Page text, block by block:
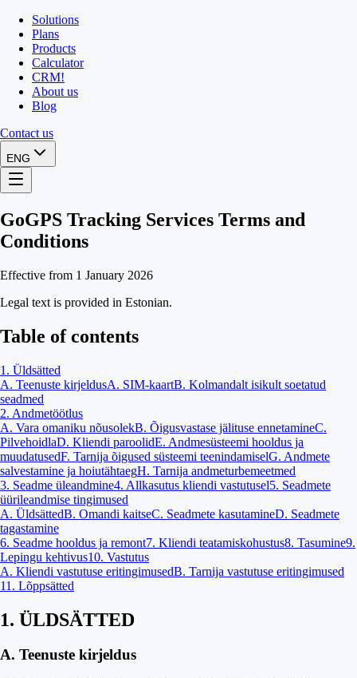
Solutions
Plans
Products
Calculator
CRM!
About us
Blog
Contact us
ENG
GoGPS Tracking Services Terms and
Conditions
Effective from 1 January 2026
Legal text is provided in Estonian.
Table of contents
1. Üldsätted
A. Teenuste kirjeldusA. SIM-kaartB. Kolmandalt isikult soetatud
seadmed
2. Andmetöötlus
A. Vara omaniku nõusolekB. Õigusvastase jälituse ennetamineC.
PilvehoidlaD. Kliendi paroolidE. Andmesüsteemi hooldus ja
muudatusedF. Tarnija õigused süsteemi teenindamiselG. Andmete
salvestamine ja hoiutähtaegH. Tarnija andmeturbemeetmed
3. Seadme üleandmine4. Allkasutus kliendi vastutusel5. Seadmete
üürileandmise tingimused
A. ÜldsättedB. Omandi kaitseC. Seadmete kasutamineD. Seadmete
tagastamine
6. Seadme hooldus ja remont7. Kliendi teatamiskohustus8. Tasumine9.
Lepingu kehtivus10. Vastutus
A. Kliendi vastutuse eritingimusedB. Tarnija vastutuse eritingimused
11. Lõppsätted
1. ÜLDSÄTTED
A. Teenuste kirjeldus